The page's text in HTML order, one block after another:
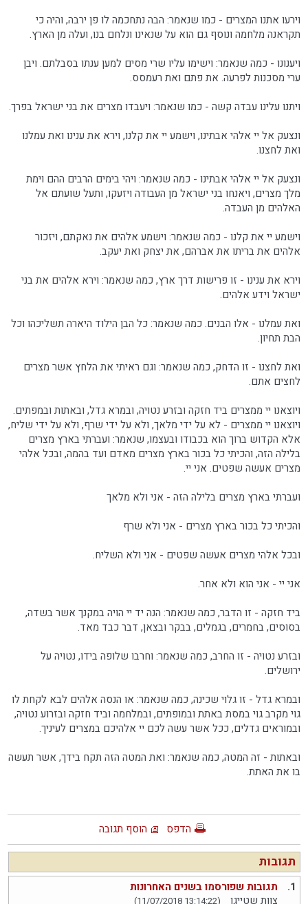
וירעו אתנו המצרים - כמו שנאמר: הבה נתחכמה לו פן ירבה, והיה כי
תקראנה מלחמה ונוסף גם הוא על שנאינו ונלחם בנו, ועלה מן הארץ.
ויענונו - כמה שנאמר: וישימו עליו שרי מסים למען ענתו בסבלתם. ויבן
ערי מסכנות לפרעה. את פתם ואת רעמסס.
ויתנו עלינו עבדה קשה - כמו שנאמר: ויעבדו מצרים את בני ישראל בפרך.
ונצעק אל יי אלהי אבתינו, וישמע יי את קלנו, וירא את ענינו ואת עמלנו
ואת לחצנו.
ונצעק אל יי אלהי אבתינו - כמה שנאמר: ויהי בימים הרבים ההם וימת
מלך מצרים, ויאנחו בני ישראל מן העבודה ויזעקו, ותעל שועתם אל
האלהים מן העבדה.
וישמע יי את קלנו - כמה שנאמר: וישמע אלהים את נאקתם, ויזכור
אלהים את בריתו את אברהם, את יצחק ואת יעקב.
וירא את ענינו - זו פרישות דרך ארץ, כמה שנאמר: וירא אלהים את בני
ישראל וידע אלהים.
ואת עמלנו - אלו הבנים. כמה שנאמר: כל הבן הילוד היארה תשליכהו וכל
הבת תחיון.
ואת לחצנו - זו הדחק, כמה שנאמר: וגם ראיתי את הלחץ אשר מצרים
לחצים אתם.
ויוצאנו יי ממצרים ביד חזקה ובזרע נטויה, ובמרא גדל, ובאתות ובמפתים.
ויוצאנו יי ממצרים - לא על ידי מלאך, ולא על ידי שרף, ולא על ידי שליח,
אלא הקדוש ברוך הוא בכבודו ובעצמו, שנאמר: ועברתי בארץ מצרים
בלילה הזה, והכיתי כל בכור בארץ מצרים מאדם ועד בהמה, ובכל אלהי
מצרים אעשה שפטים. אני יי.
ועברתי בארץ מצרים בלילה הזה - אני ולא מלאך
והכיתי כל בכור בארץ מצרים - אני ולא שרף
ובכל אלהי מצרים אעשה שפטים - אני ולא השליח.
אני יי - אני הוא ולא אחר.
ביד חזקה - זו הדבר, כמה שנאמר: הנה יד יי הויה במקנך אשר בשדה,
בסוסים, בחמרים, בגמלים, בבקר ובצאן, דבר כבד מאד.
ובזרע נטויה - זו החרב, כמה שנאמר: וחרבו שלופה בידו, נטויה על
ירושלים.
ובמרא גדל - זו גלוי שכינה, כמה שנאמר: או הנסה אלהים לבא לקחת לו
גוי מקרב גוי במסת באתת ובמופתים, ובמלחמה וביד חזקה ובזרוע נטויה,
ובמוראים גדלים, ככל אשר עשה לכם יי אלהיכם במצרים לעיניך.
ובאתות - זה המטה, כמה שנאמר: ואת המטה הזה תקח בידך, אשר תעשה
בו את האתת.
הדפס הוסף תגובה
תגובות
1.
תגובות שפורסמו בשנים האחרונות
צוות שטייגן
(11/07/2018 13:14:22)